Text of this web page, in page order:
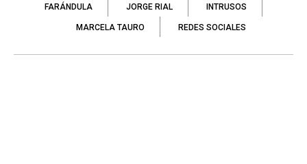
FARÁNDULA JORGE RIAL INTRUSOS
MARCELA TAURO REDES SOCIALES